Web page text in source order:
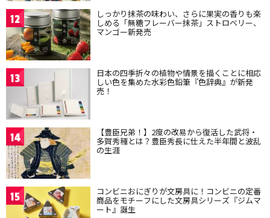
12 しっかり抹茶の味わい、さらに果実の香りも楽
しめる「無糖フレーバー抹茶」ストロベリー、
マンゴー新発売
13 日本の四季折々の植物や情景を描くことに相応
しい色を集めた水彩色鉛筆『色辞典』が新発
売！
14 【豊臣兄弟！】2度の改易から復活した武将・
多賀秀種とは？豊臣秀長に仕えた半年間と波乱
の生涯
15 コンビニおにぎりが文房具に！コンビニの定番
商品をモチーフにした文房具シリーズ『ジムマ
ート』誕生